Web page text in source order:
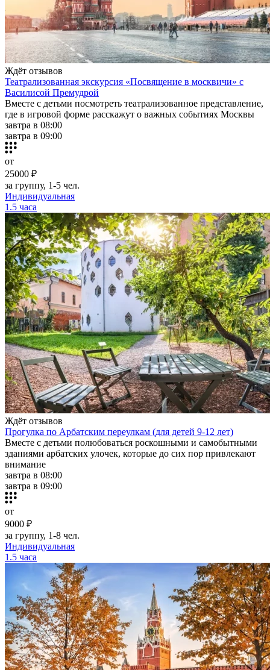
Ждёт отзывов
Театрализованная экскурсия «Посвящение в москвичи» с
Василисой Премудрой
Вместе с детьми посмотреть театрализованное представление,
где в игровой форме расскажут о важных событиях Москвы
завтра в 08:00
завтра в 09:00
от
25000 ₽
за группу, 1-5 чел.
Индивидуальная
1.5 часа
Ждёт отзывов
Прогулка по Арбатским переулкам (для детей 9-12 лет)
Вместе с детьми полюбоваться роскошными и самобытными
зданиями арбатских улочек, которые до сих пор привлекают
внимание
завтра в 08:00
завтра в 09:00
от
9000 ₽
за группу, 1-8 чел.
Индивидуальная
1.5 часа